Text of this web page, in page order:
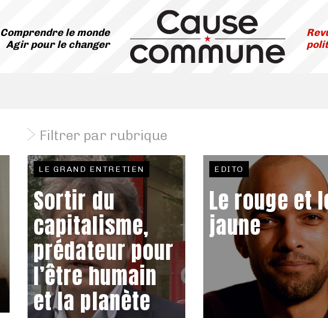
Comprendre le monde
Agir pour le changer
Filtrer par rubrique
LE GRAND ENTRETIEN
Sortir du
capitalisme,
prédateur pour
l’être humain
et la planète
EDITO
Le rouge et
jaune